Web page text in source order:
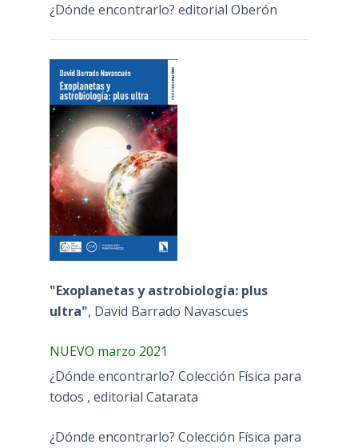
¿Dónde encontrarlo? editorial Oberón
"Exoplanetas y astrobiología: plus
ultra", David Barrado Navascues
NUEVO marzo 2021
¿Dónde encontrarlo? Colección Física para
todos , editorial Catarata
¿Dónde encontrarlo? Colección Física para